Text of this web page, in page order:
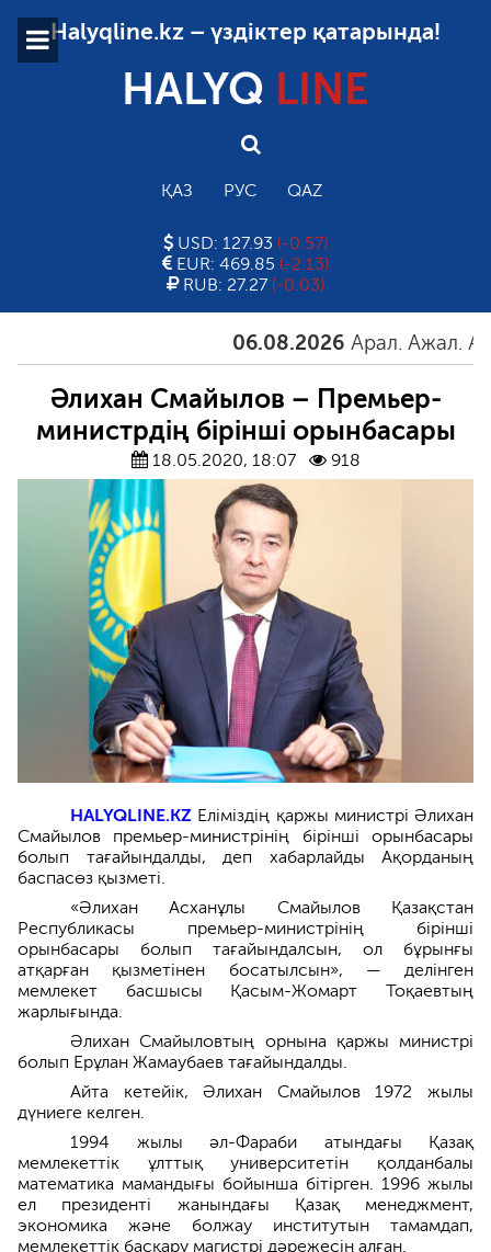
Halyqline.kz – үздіктер қатарында!
HALYQ LINE
ҚАЗ РУС QAZ
USD: 127.93 (-0.57)
EUR: 469.85 (-2.13)
RUB: 27.27 (-0.03)
06.08.2026 Арал. Ажал. Айғақ
Әлихан Смайылов – Премьер-
министрдің бірінші орынбасары
18.05.2020, 18:07 918
HALYQLINE.KZ Еліміздің қаржы министрі Әлихан
Смайылов премьер-министрінің бірінші орынбасары
болып тағайындалды, деп хабарлайды Ақорданың
баспасөз қызметі.
«Әлихан Асханұлы Смайылов Қазақстан
Республикасы премьер-министрінің бірінші
орынбасары болып тағайындалсын, ол бұрынғы
атқарған қызметінен босатылсын», — делінген
мемлекет басшысы Қасым-Жомарт Тоқаевтың
жарлығында.
Әлихан Смайыловтың орнына қаржы министрі
болып Ерұлан Жамаубаев тағайындалды.
Айта кетейік, Әлихан Смайылов 1972 жылы
дүниеге келген.
1994 жылы әл-Фараби атындағы Қазақ
мемлекеттік ұлттық университетін қолданбалы
математика мамандығы бойынша бітірген. 1996 жылы
ел президенті жанындағы Қазақ менеджмент,
экономика және болжау институтын тамамдап,
мемлекеттік басқару магистрі дәрежесін алған.